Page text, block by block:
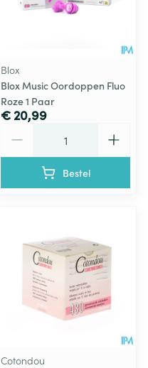
Blox
Blox Music Oordoppen Fluo
Roze 1 Paar
€ 20,99
Bestel
Cotondou